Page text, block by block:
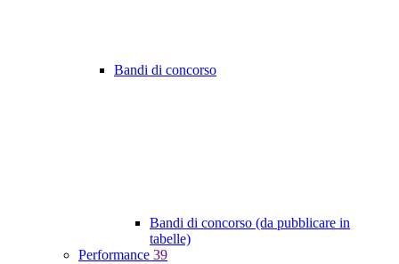
Bandi di concorso
Bandi di concorso (da pubblicare in
tabelle)
Performance 39